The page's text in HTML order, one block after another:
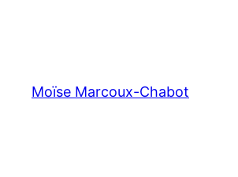
Moïse Marcoux-Chabot